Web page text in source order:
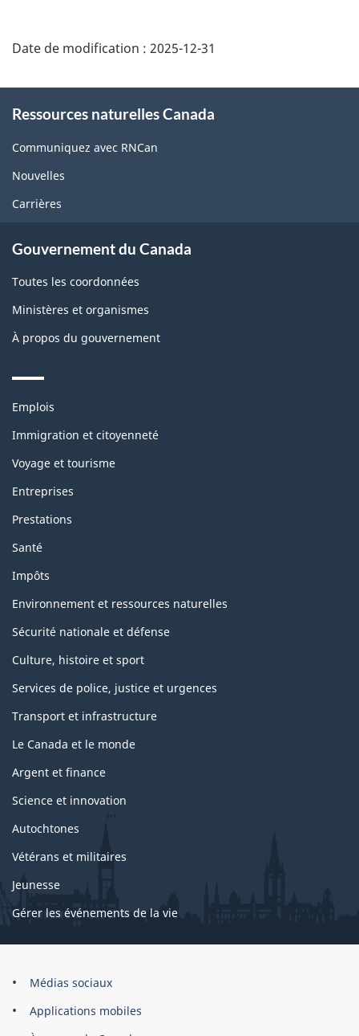
Date de modification : 2025-12-31
this
site
Ressources naturelles Canada
Communiquez avec RNCan
Nouvelles
Carrières
Gouvernement du Canada
Toutes les coordonnées
Ministères et organismes
À propos du gouvernement
Themes
topics
Emplois
Immigration et citoyenneté
Voyage et tourisme
Entreprises
Prestations
Santé
Impôts
Environnement et ressources naturelles
Sécurité nationale et défense
Culture, histoire et sport
Services de police, justice et urgences
Transport et infrastructure
Le Canada et le monde
Argent et finance
Science et innovation
Autochtones
Vétérans et militaires
Jeunesse
Gérer les événements de la vie
Organisation
gouvernement
Médias sociaux
Applications mobiles